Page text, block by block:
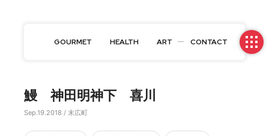
GOURMET HEALTH ART CONTACT
鰻 神田明神下 喜川
Sep.19.2018 / 末広町